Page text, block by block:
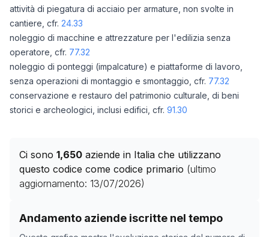
attività di piegatura di acciaio per armature, non svolte in
cantiere, cfr. 24.33
noleggio di macchine e attrezzature per l'edilizia senza
operatore, cfr. 77.32
noleggio di ponteggi (impalcature) e piattaforme di lavoro,
senza operazioni di montaggio e smontaggio, cfr. 77.32
conservazione e restauro del patrimonio culturale, di beni
storici e archeologici, inclusi edifici, cfr. 91.30
Ci sono 1,650 aziende in Italia che utilizzano
questo codice come codice primario (ultimo
aggiornamento: 13/07/2026)
Andamento aziende iscritte nel tempo
Storico numero di aziende con codice ATECO
Data rilevazione